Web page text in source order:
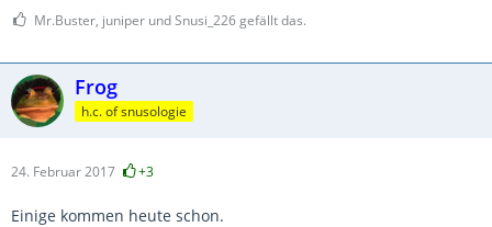
Mr.Buster, juniper und Snusi_226 gefällt das.
Frog
h.c. of snusologie
24. Februar 2017 +3
Einige kommen heute schon.